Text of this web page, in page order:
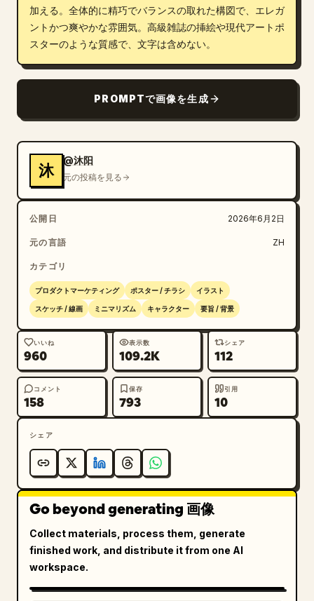
加える。全体的に精巧でバランスの取れた構図で、エレガ
ントかつ爽やかな雰囲気。高級雑誌の挿絵や現代アートポ
スターのような質感で、文字は含めない。
PROMPTで画像を生成
沐
@沐阳
元の投稿を見る
公開日 2026年6月2日
元の言語 ZH
カテゴリ
プロダクトマーケティング ポスター / チラシ イラスト
スケッチ / 線画 ミニマリズム キャラクター 要旨 / 背景
いいね
960
表示数
109.2K
シェア
112
コメント
158
保存
793
引用
10
シェア
Go beyond generating 画像
Collect materials, process them, generate
finished work, and distribute it from one AI
workspace.